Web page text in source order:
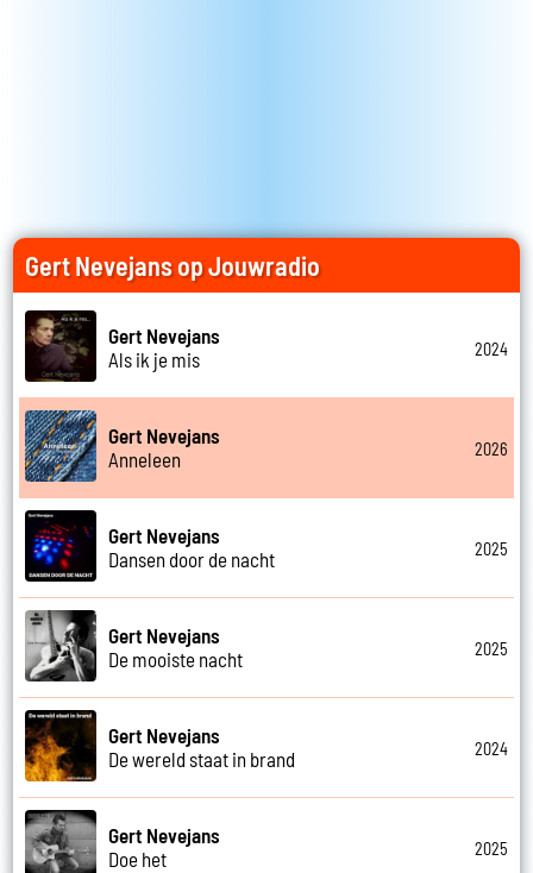
Gert Nevejans op Jouwradio
Gert Nevejans
Als ik je mis
2024
Gert Nevejans
Anneleen
2026
Gert Nevejans
Dansen door de nacht
2025
Gert Nevejans
De mooiste nacht
2025
Gert Nevejans
De wereld staat in brand
2024
Gert Nevejans
Doe het
2025